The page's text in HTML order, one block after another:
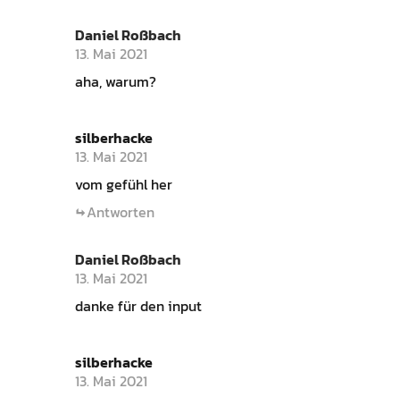
Daniel Roßbach
13. Mai 2021
aha, warum?
silberhacke
13. Mai 2021
vom gefühl her
Antworten
Daniel Roßbach
13. Mai 2021
danke für den input
silberhacke
13. Mai 2021